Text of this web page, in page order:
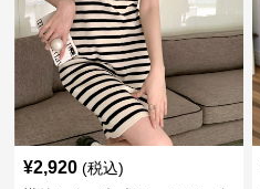
¥2,920 (税込)